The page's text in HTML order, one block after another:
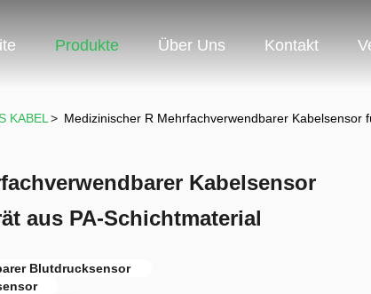
Produkte Über Uns Kontakt
KABEL > Medizinischer R Mehrfachverwendbarer Kabelsensor
Kabelsensor
aus PA-Schichtmaterial
Blutdrucksensor